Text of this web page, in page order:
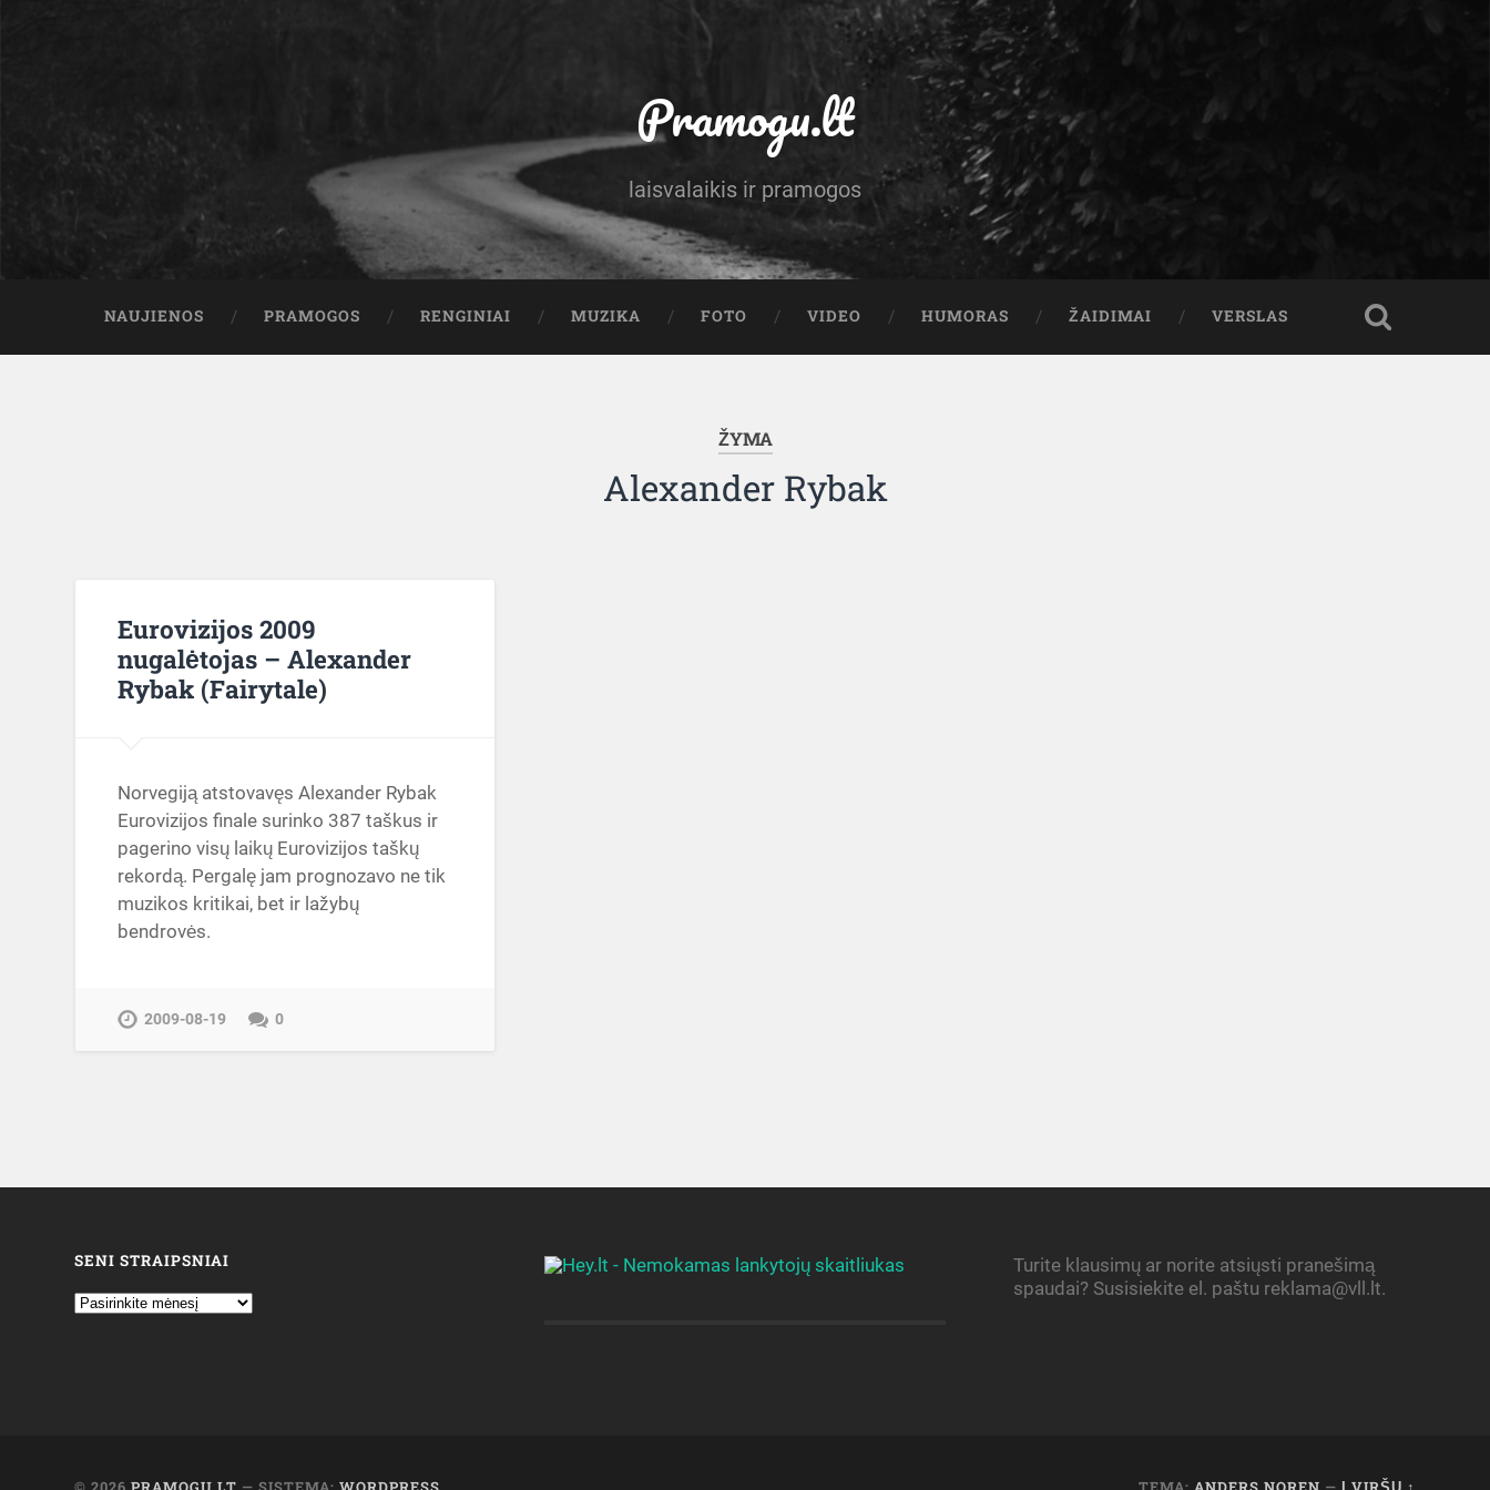
Pramogu.lt
laisvalaikis ir pramogos
NAUJIENOS PRAMOGOS RENGINIAI MUZIKA FOTO VIDEO HUMORAS ŽAIDIMAI VERSLAS
ŽYMA
Alexander Rybak
Eurovizijos 2009
nugalėtojas – Alexander
Rybak (Fairytale)
Norvegiją atstovavęs Alexander Rybak
Eurovizijos finale surinko 387 taškus ir
pagerino visų laikų Eurovizijos taškų
rekordą. Pergalę jam prognozavo ne tik
muzikos kritikai, bet ir lažybų
bendrovės.
2009-08-19 0
SENI STRAIPSNIAI
Turite klausimų ar norite atsiųsti pranešimą
spaudai? Susisiekite el. paštu reklama@vll.lt.